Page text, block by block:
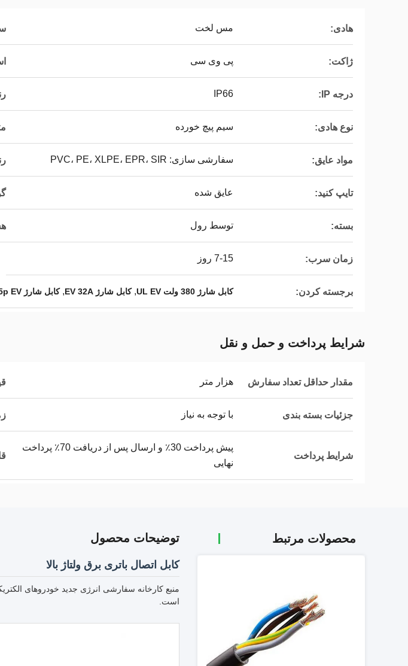
هادی: مس لخت
ژاکت: پی وی سی
درجه IP: IP66
نوع هادی: سیم پیچ خورده
مواد عایق: سفارشی سازی: PVC، PE، XLPE، EPR، SIR
تایپ کنید: عایق شده
بسته: توسط رول
زمان سرب: 7-15 روز
برجسته کردن: کابل شارژ 380 ولت UL EV ,کابل شارژ EV 32A ,کابل شارژ 5p EV
شرایط پرداخت و حمل و نقل
مقدار حداقل تعداد سفارش هزار متر
جزئیات بسته بندی با توجه به نیاز
شرایط پرداخت
پیش پرداخت 30٪ و ارسال پس از دریافت 70٪ پرداخت
نهایی
محصولات مرتبط توضیحات محصول
کابل اتصال باتری برق ولتاژ بالا
منبع کارخانه سفارشی انرژی جدید خودروهای
است.